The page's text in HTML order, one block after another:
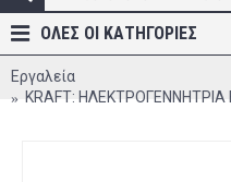
ΟΛΕΣ ΟΙ ΚΑΤΗΓΟΡΊΕΣ
Εργαλεία
KRAFT: ΗΛΕΚΤΡΟΓΕΝΝΗΤΡΙΑ